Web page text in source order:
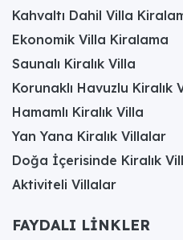
Kahvaltı Dahil Villa
Ekonomik Villa Kiralama
Saunalı Kiralık Villa
Korunaklı Havuzlu Kiralık
Hamamlı Kiralık Villa
Yan Yana Kiralık Villalar
Doğa İçerisinde Kiralık
Aktiviteli Villalar
FAYDALI LİNKLER